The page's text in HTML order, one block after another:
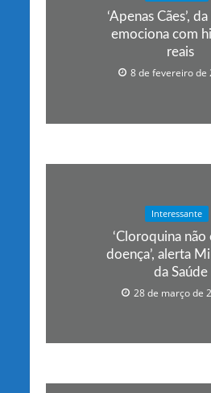
‘Apenas Cães’,
emociona com
reais
8 de fevereiro de
Interessante
‘Cloroquina não
doença’, alerta
da Saúde
28 de março de